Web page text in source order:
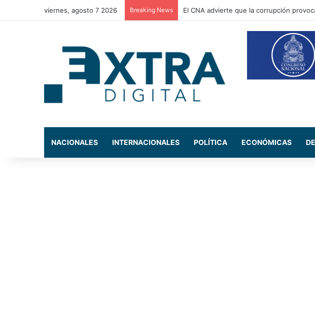
viernes, agosto 7 2026 Breaking News El CNA advierte que la corrupción
NACIONALES INTERNACIONALES POLÍTICA ECONÓMICAS